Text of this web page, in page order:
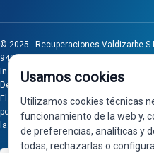
© 2025 - Recuperaciones Valdizarbe
948 340 498 / 668 848 123 - Puente la
Inscrita en el Registro Mercantil de
Desarrollado porSeintosoft
El proyecto de inversión "0011-0558-
por Gobierno de Navarra al amparo de
la inversión en pymes industriales
Usamos cookies
Utilizamos cookies técnicas
funcionamiento de la web y,
de preferencias, analíticas y
todas, rechazarlas o